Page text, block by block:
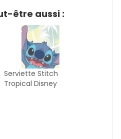
être aussi :
Serviette Stitch
Tropical Disney